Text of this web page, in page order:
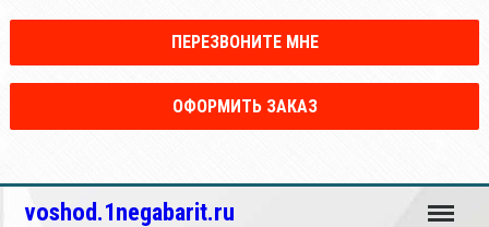
ПЕРЕЗВОНИТЕ МНЕ
ОФОРМИТЬ ЗАКАЗ
voshod.1negabarit.ru Меню